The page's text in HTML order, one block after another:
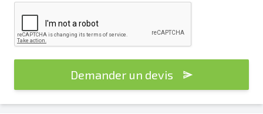
Demander un devis